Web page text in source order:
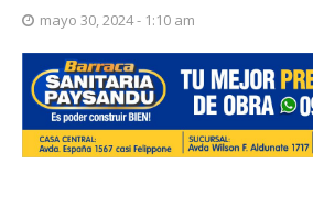
mayo 30, 2024 - 1:10 am